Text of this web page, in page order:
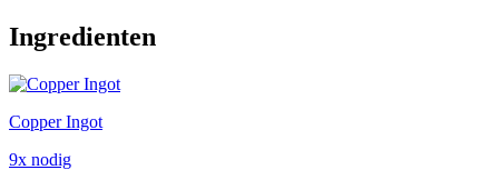
Ingredienten
Copper Ingot
9x nodig